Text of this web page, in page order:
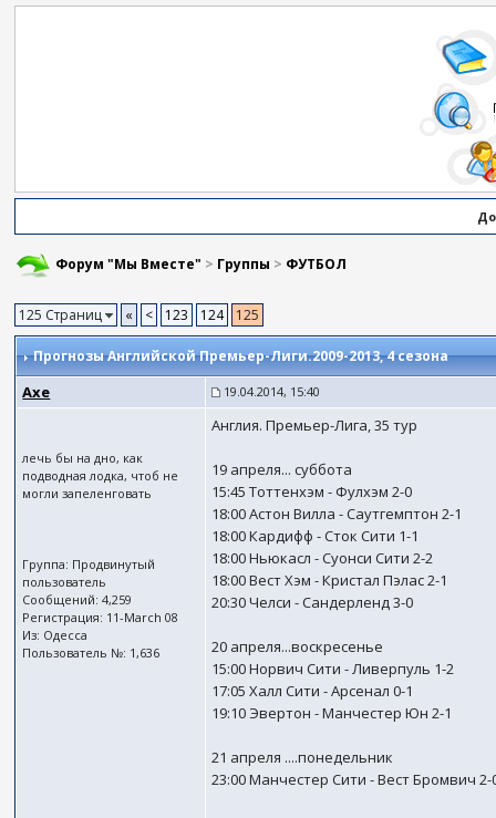
Форум "Мы Вместе" > Группы > ФУТБОЛ
125 Страниц « < 123 124 125
Прогнозы Английской Премьер-Лиги.2009-2013, 4 сезона
Axe 19.04.2014, 15:40
лечь бы на дно, как
подводная лодка, чтоб не
могли запеленговать
Группа: Продвинутый
пользователь
Сообщений: 4,259
Регистрация: 11-March 08
Из: Одесса
Пользователь №: 1,636
Англия. Премьер-Лига, 35 тур
19 апреля... суббота
15:45 Тоттенхэм - Фулхэм 2-0
18:00 Астон Вилла - Саутгемптон 2-1
18:00 Кардифф - Сток Сити 1-1
18:00 Ньюкасл - Суонси Сити 2-2
18:00 Вест Хэм - Кристал Пэлас 2-1
20:30 Челси - Сандерленд 3-0
20 апреля...воскресенье
15:00 Норвич Сити - Ливерпуль 1-2
17:05 Халл Сити - Арсенал 0-1
19:10 Эвертон - Манчестер Юн 2-1
21 апреля ....понедельник
23:00 Манчестер Сити - Вест Бромвич 2-